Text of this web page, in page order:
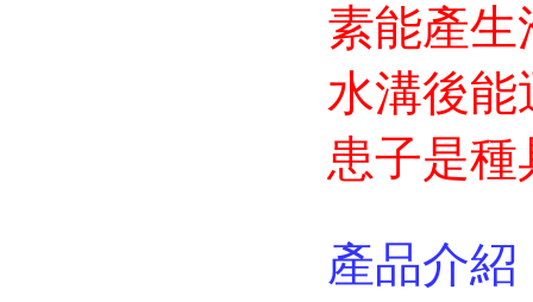
素能產生
水溝後能
患子是
產品介